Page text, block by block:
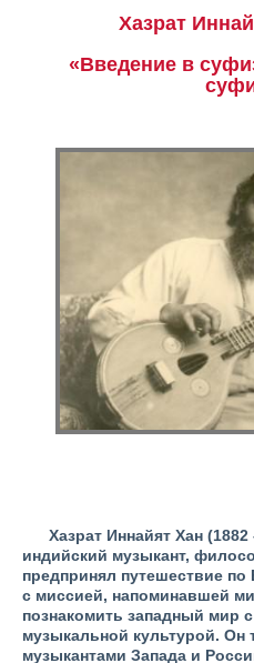
Хазрат
«Введение в
Хазрат Иннайят Хан (1882
индийский музыкант,
предпринял путешествие
с миссией, напоминавшей
познакомить западный мир
музыкальной культурой. Он
музыкантами Запада и